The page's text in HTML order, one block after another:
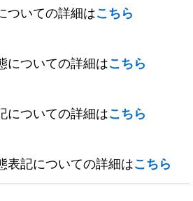
ついての詳細はこちら
についての詳細はこちら
についての詳細はこちら
表記についての詳細はこちら